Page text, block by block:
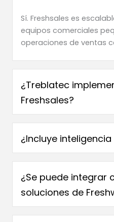
Sí. Freshsales es
equipos comerciales
operaciones de ventas
¿Treblatec
Freshsales?
¿Incluye
¿Se puede integrar
soluciones de